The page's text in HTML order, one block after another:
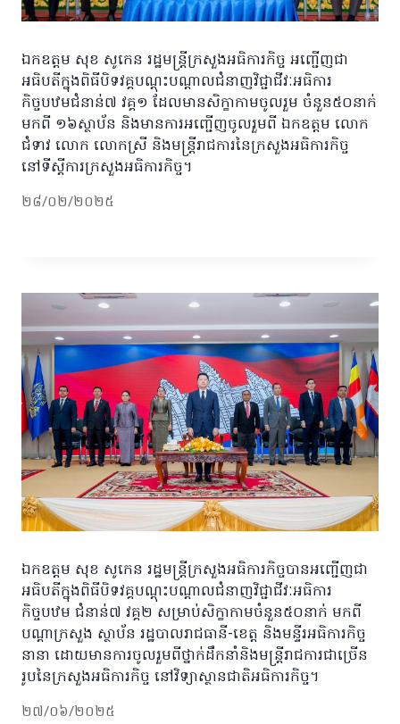
ឯកឧត្តម សុខ សូកេន រដ្ឋមន្រ្តីក្រសួងអធិការកិច្ច អញ្ជើញជា
អធិបតីក្នុងពិធីបិទវគ្គបណ្តុះបណ្តាលជំនាញវិជ្ជាជីវៈអធិការ
កិច្ចបឋមជំនាន់៧ វគ្គ១ ដែលមានសិក្ខាកាមចូលរួម ចំនួន៥០នាក់
មកពី ១៦ស្ថាប័ន និងមានការអញ្ជើញចូលរួមពី ឯកឧត្តម លោក
ជំទាវ លោក លោកស្រី និងមន្រ្តីរាជការនៃក្រសួងអធិការកិច្ច
នៅទីស្ដីការក្រសួងអធិការកិច្ច។
២៨/០២/២០២៥
ឯកឧត្តម សុខ សូកេន រដ្ឋមន្ត្រីក្រសួងអធិការកិច្ចបានអញ្ជើញជា
អធិបតីក្នុងពិធីបិទវគ្គបណ្ដុះបណ្ដាលជំនាញវិជ្ជាជីវៈអធិការ
កិច្ចបឋម ជំនាន់៧ វគ្គ២ សម្រាប់សិក្ខាកាមចំនួន៥០នាក់ មកពី
បណ្តាក្រសួង ស្ថាប័ន រដ្ឋបាលរាជធានី-ខេត្ត និងមន្ទីរអធិការកិច្ច
នានា ដោយមានការចូលរួមពីថ្នាក់ដឹកនាំនិងមន្រ្តីរាជការជាច្រើន
រូបនៃក្រសួងអធិការកិច្ច នៅវិទ្យាស្ថានជាតិអធិការកិច្ច។
២៧/០៦/២០២៥